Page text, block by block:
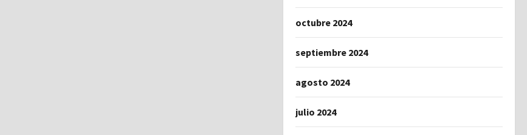
octubre 2024
septiembre 2024
agosto 2024
julio 2024